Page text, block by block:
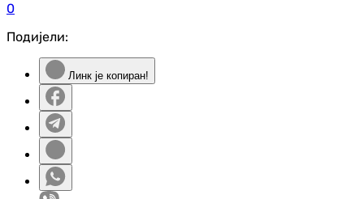
0
Подијели:
Линк је копиран!